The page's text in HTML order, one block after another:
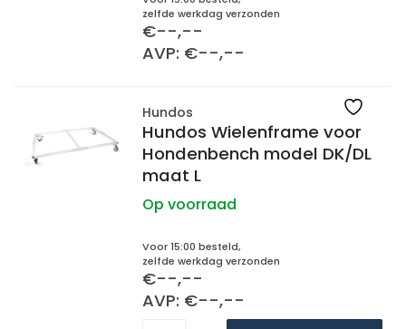
zelfde werkdag verzonden
€--,--
AVP: €--,--
Hundos
Hundos Wielenframe voor
Hondenbench model DK/DL
maat L
Op voorraad
Voor 15:00 besteld,
zelfde werkdag verzonden
€--,--
AVP: €--,--